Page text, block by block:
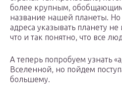
более крупным, обобщающим
название нашей планеты. Но
адреса указывать планету
что и так понятно, что все
А теперь попробуем узнать
Вселенной, но пойдем
большему.